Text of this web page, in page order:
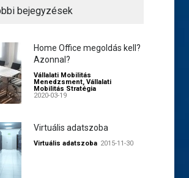
bejegyzések
Home Office megoldás kell?
Azonnal?
Vállalati Mobilitás
Menedzsment, Vállalati
Mobilitás Stratégia
2020-03-19
Virtuális adatszoba
Virtuális adatszoba 2015-11-30